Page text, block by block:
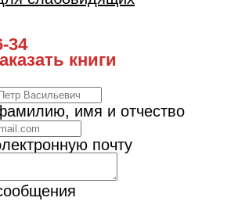
34
книги
имя и отчество
почту